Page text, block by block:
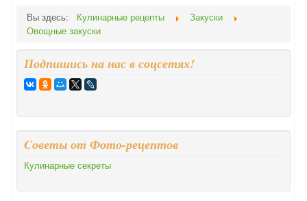
Вы здесь:
Кулинарные рецепты
Закуски
Овощные закуски
Подпишись на нас в соцсетях!
Cоветы от Фото-рецептов
Кулинарные секреты